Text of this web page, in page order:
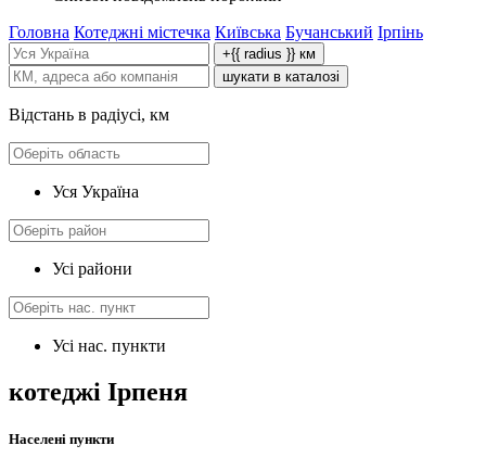
Головна Котеджні містечка Київська Бучанський Ірпінь
+{{ radius }} км
шукати в каталозі
Відстань в радіусі, км
Уся Україна
Усі райони
Усі нас. пункти
котеджі Ірпеня
Населені пункти